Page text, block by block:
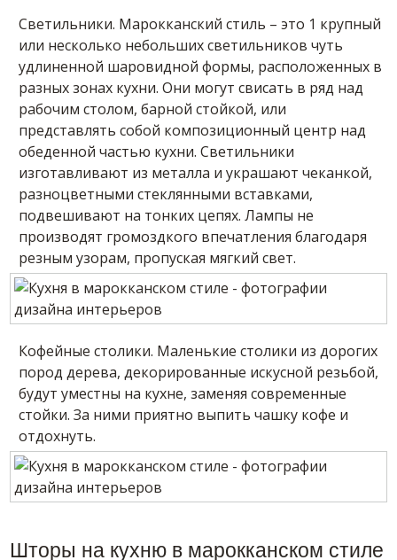
Светильники. Марокканский стиль – это 1 крупный
или несколько небольших светильников чуть
удлиненной шаровидной формы, расположенных в
разных зонах кухни. Они могут свисать в ряд над
рабочим столом, барной стойкой, или
представлять собой композиционный центр над
обеденной частью кухни. Светильники
изготавливают из металла и украшают чеканкой,
разноцветными стеклянными вставками,
подвешивают на тонких цепях. Лампы не
производят громоздкого впечатления благодаря
резным узорам, пропуская мягкий свет.
Кофейные столики. Маленькие столики из дорогих
пород дерева, декорированные искусной резьбой,
будут уместны на кухне, заменяя современные
стойки. За ними приятно выпить чашку кофе и
отдохнуть.
Шторы на кухню в марокканском стиле